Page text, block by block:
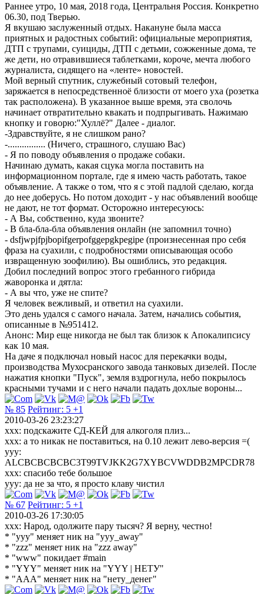
Раннее утро, 10 мая, 2018 года, Центральня Россия. Конкретно
06.30, под Тверью.
Я вкушаю заслуженный отдых. Накануне была масса
приятных и радостных событий: официальные мероприятия,
ДТП с трупами, суициды, ДТП с детьми, сожженные дома, те
же дети, но отравившиеся таблетками, короче, мечта любого
журналиста, сидящего на «ленте» новостей.
Мой верный спутник, служебный сотовый телефон,
заряжается в непосредственноё близости от моего уха (розетка
так расположена). В указанное выше время, эта сволочь
начинает отвратительно квакать и подпрыгивать. Нажимаю
кнопку и говорю:"Хуллё?" Далее - диалог.
-Здравствуйте, я не слишком рано?
-................ (Ничего, страшного, слушаю Вас)
- Я по поводу объявления о продаже собаки.
Начинаю думать, какая сцука могла поставить на
информационном портале, где я имею часть работать, такое
объявление. А также о том, что я с этой падлой сделаю, когда
до нее доберусь. Но потом доходит - у нас объявлений вообще
не дают, не тот формат. Осторожно интересуюсь:
- А Вы, собственно, куда звоните?
- В бла-бла-бла объявления онлайн (не запомнил точно)
- dsfjwpjfpjbopifgerpofggepgkpegipe (произнесенная про себя
фраза на суахили, с подробностями описывающая особо
извращенную зоофилию). Вы ошиблись, это редакция.
Добил последний вопрос этого гребанного гибрида
жаворонка и дятла:
- А вы что, уже не спите?
Я человек вежливый, и ответил на суахили.
Это день удался с самого начала. Затем, начались события,
описанные в №951412.
Анонс: Мир еще никогда не был так близок к Апокалипсису
как 10 мая.
На даче я подключал новый насос для перекачки воды,
производства Мухосранского завода танковых дизелей. После
нажатия кнопки "Пуск", земля вздрогнула, небо покрылось
красными тучами и с него начали падать дохлые вороны...
№ 85 Рейтинг: 5 +1
2010-03-26 23:23:27
ххх: подскажите СД-КЕЙ для алкоголя плиз...
ххх: а то никак не поставиться, на 0.10 лежит лево-версия =(
ууу:
ALCBCBCBCBC3T99TVJKK2G7XYBCVWDDB2MPCDR78
ххх: спасибо тебе большое
ууу: да не за что, я просто клаву чистил
№ 67 Рейтинг: 5 +1
2010-03-26 17:30:05
xxx: Народ, одолжите пару тысяч? Я верну, честно!
* "yyy" меняет ник на "yyy_away"
* "zzz" меняет ник на "zzz away"
* "www" покидает #main
* "YYY" меняет ник на "YYY | НЕТУ"
* "AAA" меняет ник на "нету_денег"